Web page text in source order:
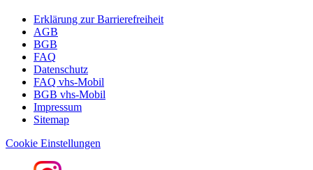
Erklärung zur Barrierefreiheit
AGB
BGB
FAQ
Datenschutz
FAQ vhs-Mobil
BGB vhs-Mobil
Impressum
Sitemap
Cookie Einstellungen